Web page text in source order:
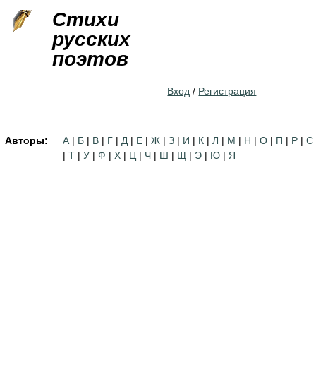
Стихи
русских
поэтов
Вход / Регистрация
Авторы: А | Б | В | Г | Д | Е | Ж | З | И | К | Л | М | Н | О | П | Р | С
| Т | У | Ф | Х | Ц | Ч | Ш | Щ | Э | Ю | Я